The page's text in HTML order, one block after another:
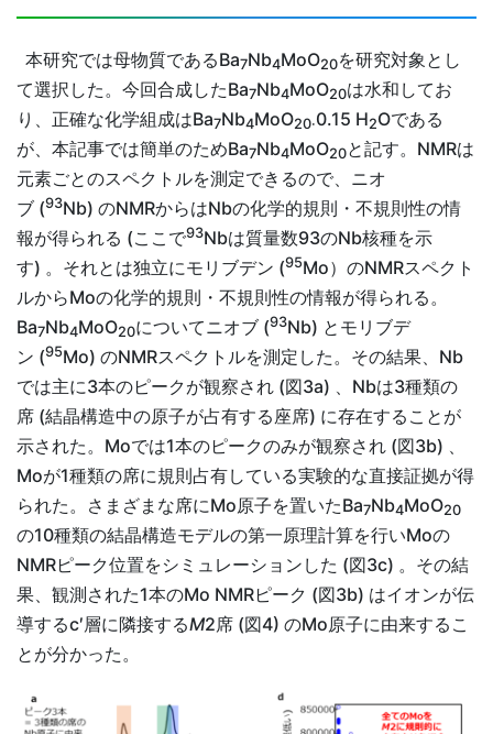
本研究では母物質であるBa7Nb4MoO20を研究対象とし
て選択した。今回合成したBa7Nb4MoO20は水和してお
り、正確な化学組成はBa7Nb4MoO20·0.15 H2Oである
が、本記事では簡単のためBa7Nb4MoO20と記す。NMRは
元素ごとのスペクトルを測定できるので、ニオ
ブ (93Nb) のNMRからはNbの化学的規則・不規則性の情
報が得られる (ここで93Nbは質量数93のNb核種を示
す) 。それとは独立にモリブデン (95Mo）のNMRスペクト
ルからMoの化学的規則・不規則性の情報が得られる。
Ba7Nb4MoO20についてニオブ (93Nb) とモリブデ
ン (95Mo) のNMRスペクトルを測定した。その結果、Nb
では主に3本のピークが観察され (図3a) 、Nbは3種類の
席 (結晶構造中の原子が占有する座席) に存在することが
示された。Moでは1本のピークのみが観察され (図3b) 、
Moが1種類の席に規則占有している実験的な直接証拠が得
られた。さまざまな席にMo原子を置いたBa7Nb4MoO20
の10種類の結晶構造モデルの第一原理計算を行いMoの
NMRピーク位置をシミュレーションした (図3c) 。その結
果、観測された1本のMo NMRピーク (図3b) はイオンが伝
導するc′層に隣接するM2席 (図4) のMo原子に由来するこ
とが分かった。